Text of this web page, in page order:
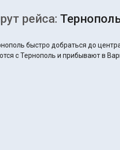
рейса:
быстро добраться до
с Тернополь и прибывают в